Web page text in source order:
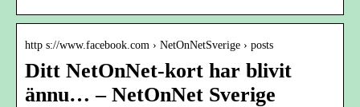
http s://www.facebook.com › NetOnNetSverige › posts
Ditt NetOnNet-kort har blivit
ännu… – NetOnNet Sverige